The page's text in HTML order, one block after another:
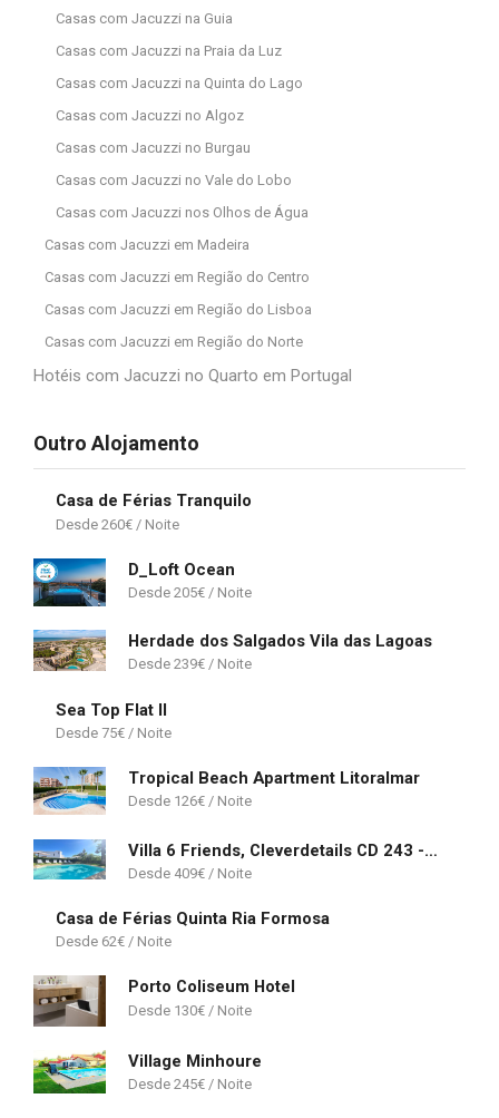
Casas com Jacuzzi na Guia
Casas com Jacuzzi na Praia da Luz
Casas com Jacuzzi na Quinta do Lago
Casas com Jacuzzi no Algoz
Casas com Jacuzzi no Burgau
Casas com Jacuzzi no Vale do Lobo
Casas com Jacuzzi nos Olhos de Água
Casas com Jacuzzi em Madeira
Casas com Jacuzzi em Região do Centro
Casas com Jacuzzi em Região do Lisboa
Casas com Jacuzzi em Região do Norte
Hotéis com Jacuzzi no Quarto em Portugal
Outro Alojamento
Casa de Férias Tranquilo
260€
D_Loft Ocean
205€
Herdade dos Salgados Vila das Lagoas
239€
Sea Top Flat II
75€
Tropical Beach Apartment Litoralmar
126€
Villa 6 Friends, Cleverdetails CD 243 - quiet area close to a Spa and Pinhal golf course
409€
Casa de Férias Quinta Ria Formosa
62€
Porto Coliseum Hotel
130€
Village Minhoure
245€